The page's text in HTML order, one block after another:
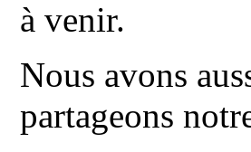
à venir.
Nous avons
partageons